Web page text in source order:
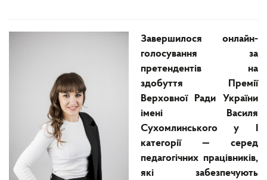
Завершилося онлайн-
голосування за
претендентів на
здобуття Премії
Верховної Ради України
імені Василя
Сухомлинського у І
категорії — серед
педагогічних працівників,
які забезпечують